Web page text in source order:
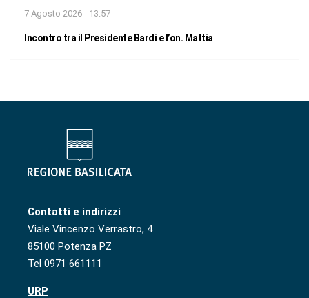
7 Agosto 2026 - 13:57
Incontro tra il Presidente Bardi e l’on. Mattia
Contatti e indirizzi
Viale Vincenzo Verrastro, 4
85100 Potenza PZ
Tel 0971 661111
URP